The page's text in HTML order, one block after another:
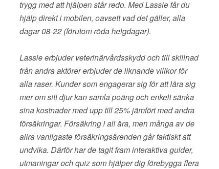
trygg med att hjälpen står redo. Med Lassie får du
hjälp direkt i mobilen, oavsett vad det gäller, alla
dagar 08-22 (förutom röda helgdagar).
Lassie erbjuder veterinärvårdsskydd och till skillnad
från andra aktörer erbjuder de liknande villkor för
alla raser. Kunder som engagerar sig för att lära sig
mer om sitt djur kan samla poäng och enkelt sänka
sina kostnader med upp till 25% jämfört med andra
försäkringar. Försäkring i all ära, men många av de
allra vanligaste försäkringsärenden går faktiskt att
undvika. Därför har de tagit fram interaktiva guider,
utmaningar och quiz som hjälper dig förebygga flera